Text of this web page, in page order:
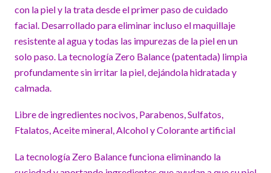
con la piel y la trata desde el primer paso de cuidado
facial. Desarrollado para eliminar incluso el maquillaje
resistente al agua y todas las impurezas de la piel en un
solo paso. La tecnología Zero Balance (patentada) limpia
profundamente sin irritar la piel, dejándola hidratada y
calmada.
Libre de ingredientes nocivos, Parabenos, Sulfatos,
Ftalatos, Aceite mineral, Alcohol y Colorante artificial
La tecnología Zero Balance funciona eliminando la